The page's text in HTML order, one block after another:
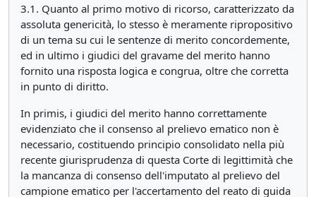
3.1. Quanto al primo motivo di ricorso, caratterizzato da
assoluta genericità, lo stesso è meramente ripropositivo
di un tema su cui le sentenze di merito concordemente,
ed in ultimo i giudici del gravame del merito hanno
fornito una risposta logica e congrua, oltre che corretta
in punto di diritto.
In primis, i giudici del merito hanno correttamente
evidenziato che il consenso al prelievo ematico non è
necessario, costituendo principio consolidato nella più
recente giurisprudenza di questa Corte di legittimità che
la mancanza di consenso dell'imputato al prelievo del
campione ematico per l'accertamento del reato di guida